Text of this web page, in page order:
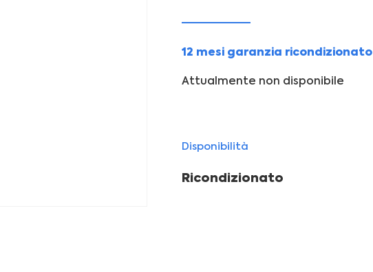
12 mesi garanzia ricondizionato
Attualmente non disponibile
Disponibilità
Ricondizionato